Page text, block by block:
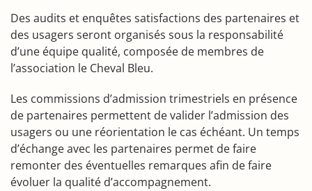
Des audits et enquêtes satisfactions des partenaires et
des usagers seront organisés sous la responsabilité
d’une équipe qualité, composée de membres de
l’association le Cheval Bleu.
Les commissions d’admission trimestriels en présence
de partenaires permettent de valider l’admission des
usagers ou une réorientation le cas échéant. Un temps
d’échange avec les partenaires permet de faire
remonter des éventuelles remarques afin de faire
évoluer la qualité d’accompagnement.